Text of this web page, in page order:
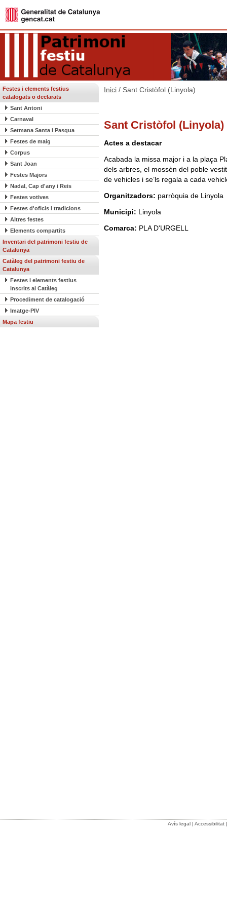
Festes i elements festius
catalogats o declarats
Sant Antoni
Carnaval
Setmana Santa i Pasqua
Festes de maig
Corpus
Sant Joan
Festes Majors
Nadal, Cap d'any i Reis
Festes votives
Festes d'oficis i tradicions
Altres festes
Elements compartits
Inventari del patrimoni festiu de
Catalunya
Catàleg del patrimoni festiu de
Catalunya
Festes i elements festius
inscrits al Catàleg
Procediment de catalogació
Imatge-PIV
Mapa festiu
Inici / Sant Cristòfol (Linyola)
Sant Cristòfol (Linyola)
Actes a destacar
Acabada la missa major i a la plaça
dels arbres, el mossèn del poble
de vehicles i se’ls regala a cada
Organitzadors: parròquia de Linyola
Municipi: Linyola
Comarca: PLA D'URGELL
Avís legal| Accessibilitat